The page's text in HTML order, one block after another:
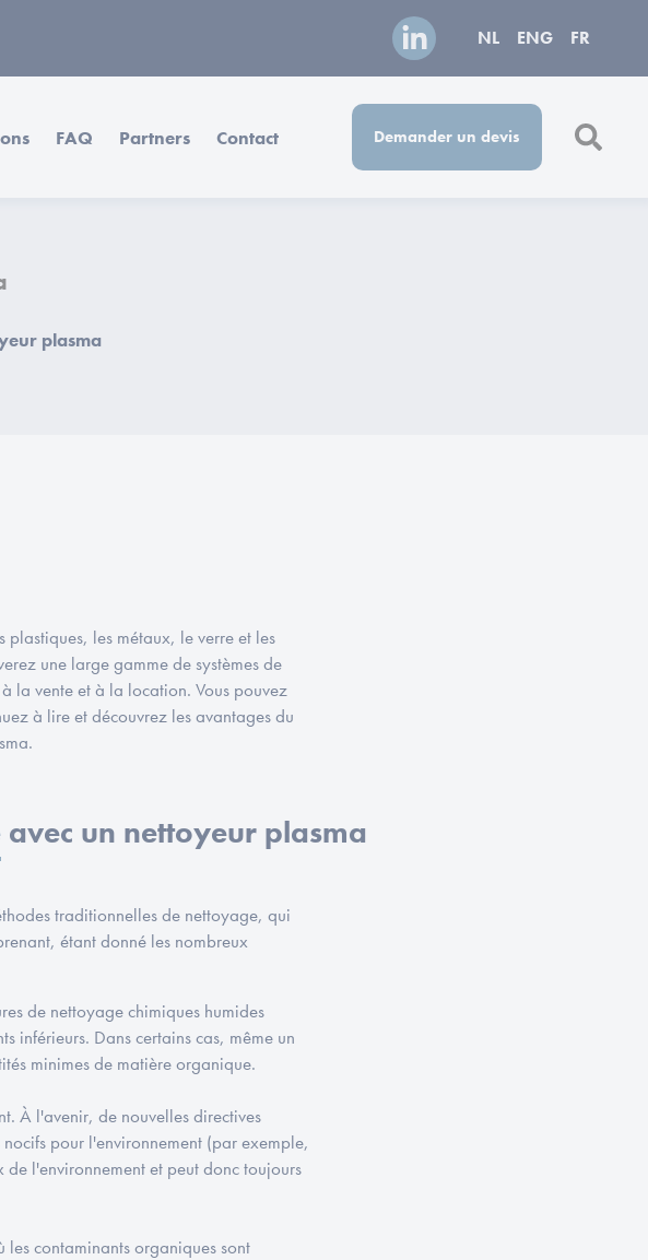
NL ENG FR
FAQ Partners Contact Demander un devis
plasma
plastiques, les métaux, le verre et les
une large gamme de systèmes de
la vente et à la location. Vous pouvez
à lire et découvrez les avantages du
avec un nettoyeur plasma
traditionnelles de nettoyage, qui
étant donné les nombreux
de nettoyage chimiques humides
inférieurs. Dans certains cas, même un
minimes de matière organique.
À l'avenir, de nouvelles directives
pour l'environnement (par exemple,
l'environnement et peut donc toujours
contaminants organiques sont